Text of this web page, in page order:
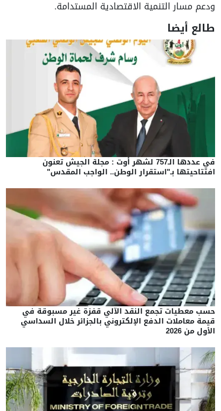
ودعم مسار التنمية الاقتصادية المستدامة.
طالع أيضا
في عددها الـ757 لشهر أوت : مجلة الجيش تعنون
افتتاحيتها بـ"استقرار الوطن.. الواجب المقدس"
حسب معطيات تجمع النقد الآلي قفزة غير مسبوقة في
قيمة معاملات الدفع الإلكتروني بالجزائر خلال السداسي
الأول من 2026